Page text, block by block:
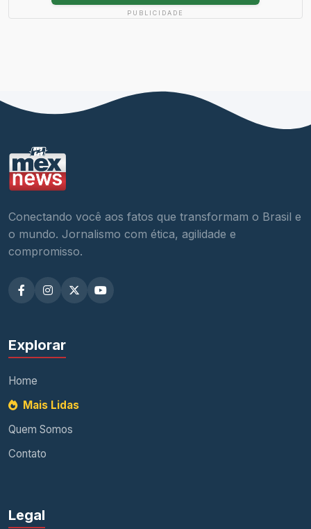
PUBLICIDADE
Conectando você aos fatos que transformam o Brasil e
o mundo. Jornalismo com ética, agilidade e
compromisso.
Explorar
Home
Mais Lidas
Quem Somos
Contato
Legal